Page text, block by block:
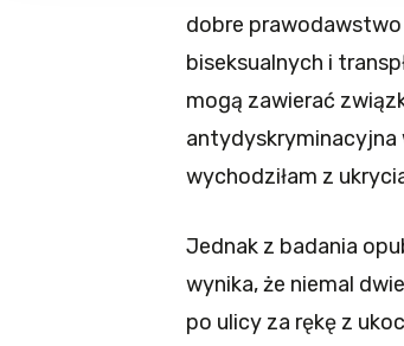
dobre
biseksualnych i
mogą zawierać
antydyskryminacyjna
wychodziłam z
Jednak z badania
wynika, że niemal
po ulicy za rękę z